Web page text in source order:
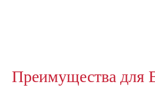
Преимущества для